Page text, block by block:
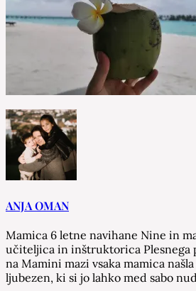
ANJA OMAN
Mamica 6 letne navihane Nine in
učiteljica in inštruktorica Plesnega
na Mamini mazi vsaka mamica
ljubezen, ki si jo lahko med sabo